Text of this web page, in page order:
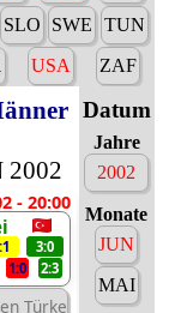
SLO SWE
TUN
USA ZAF
2002
- 20:00
3:0
1:0 2:3
Datum
Jahre
2002
Monate
JUN
MAI